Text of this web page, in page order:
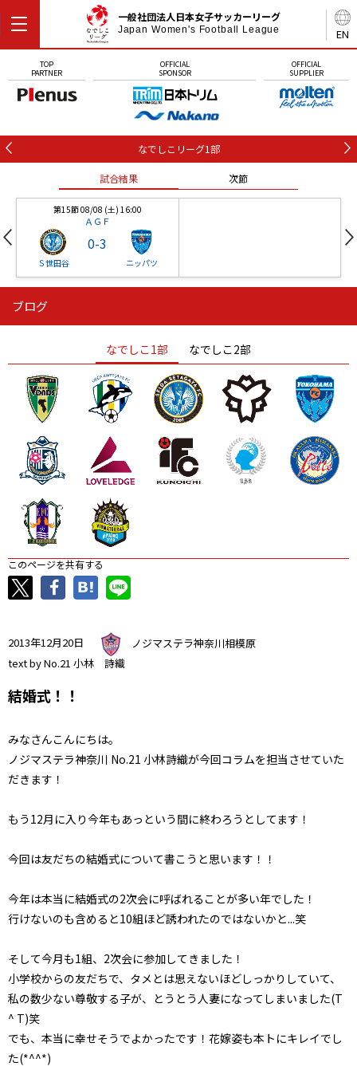
EN
一般社団法人日本女子サッカーリーグ
Japan Women's Football League
TOP
PARTNER
OFFICIAL
SPONSOR
OFFICIAL
SUPPLIER
なでしこリーグ1部
試合結果 次節
第15節 08/08 (土) 16:00
ＡＧＦ
Ｓ世田谷
0-3
ニッパツ
ニッパツ
ニッパツ 名古屋
石人の星
静岡 愛媛Ｌ
ブログ
なでしこ1部 なでしこ2部
このページを共有する
2013年12月20日
ノジマステラ神奈川相模原
text by No.21 小林 詩織
結婚式！！
みなさんこんにちは。
ノジマステラ神奈川 No.21 小林詩織が今回コラムを担当させていた
だきます！
もう12月に入り今年もあっという間に終わろうとしてます！
今回は友だちの結婚式について書こうと思います！！
今年は本当に結婚式の2次会に呼ばれることが多い年でした！
行けないのも含めると10組ほど誘われたのではないかと...笑
そして今月も1組、2次会に参加してきました！
小学校からの友だちで、タメとは思えないほどしっかりしていて、
私の数少ない尊敬する子が、とうとう人妻になってしまいました(T
^ T)笑
でも、本当に幸せそうでよかったです！花嫁姿も本トにキレイでし
た(*^^*)